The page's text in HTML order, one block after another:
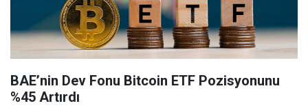
BAE’nin Dev Fonu Bitcoin ETF Pozisyonunu
%45 Artırdı